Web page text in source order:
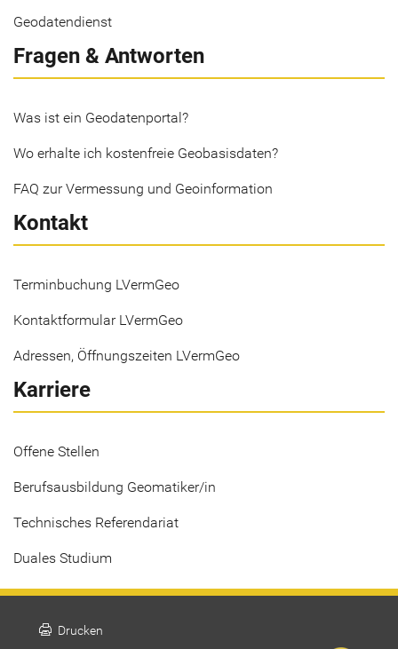
Geodatendienst
Fragen & Antworten
Was ist ein Geodatenportal?
Wo erhalte ich kostenfreie Geobasisdaten?
FAQ zur Vermessung und Geoinformation
Kontakt
Terminbuchung LVermGeo
Kontaktformular LVermGeo
Adressen, Öffnungszeiten LVermGeo
Karriere
Offene Stellen
Berufsausbildung Geomatiker/in
Technisches Referendariat
Duales Studium
print Drucken